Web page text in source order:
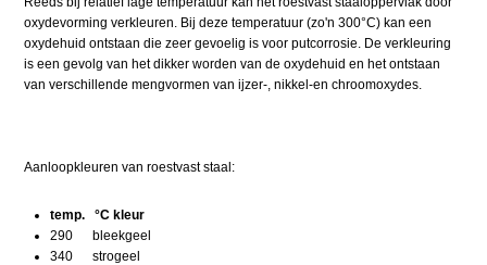
oxydevorming verkleuren. Bij deze temperatuur (zo'n 300°C) kan een
oxydehuid ontstaan die zeer gevoelig is voor putcorrosie. De verkleuring
is een gevolg van het dikker worden van de oxydehuid en het ontstaan
van verschillende mengvormen van ijzer-, nikkel-en chroomoxydes.
Aanloopkleuren van roestvast staal:
temp. °C kleur
290 bleekgeel
340 strogeel